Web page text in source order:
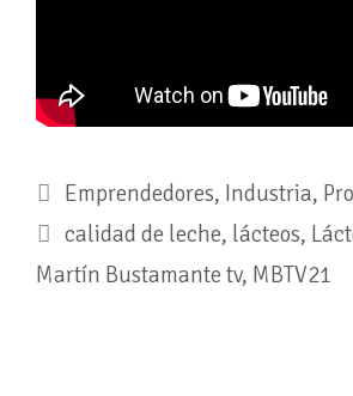
Emprendedores, Industria,
calidad de leche, lácteos,
Martín Bustamante tv, MBTV21